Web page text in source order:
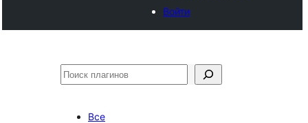
Войти
Поиск
Все